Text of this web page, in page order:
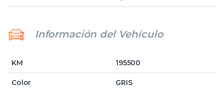
Información del Vehículo
KM 195500
Color GRIS